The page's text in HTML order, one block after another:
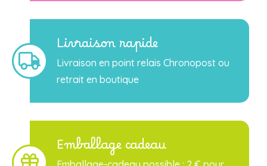
Livraison rapide
Livraison en point relais Chronopost ou
retrait en boutique
Emballage cadeau